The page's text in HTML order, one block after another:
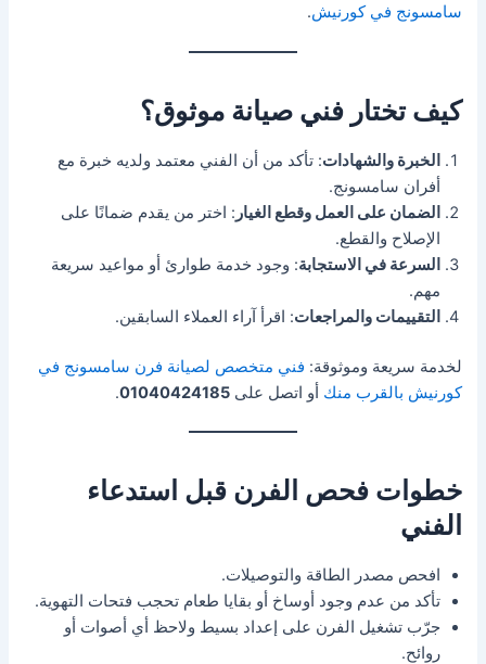
سامسونج في كورنيش.
كيف تختار فني صيانة موثوق؟
الخبرة والشهادات: تأكد من أن الفني معتمد ولديه خبرة مع
أفران سامسونج.
الضمان على العمل وقطع الغيار : اختر من يقدم ضمانًا على
الإصلاح والقطع.
السرعة في الاستجابة: وجود خدمة طوارئ أو مواعيد سريعة
مهم.
التقييمات والمراجعات: اقرأ آراء العملاء السابقين.
لخدمة سريعة وموثوقة: فني متخصص لصيانة فرن سامسونج في
كورنيش بالقرب منك أو اتصل على01040424185
.
خطوات فحص الفرن قبل استدعاء
الفني
افحص مصدر الطاقة والتوصيلات.
تأكد من عدم وجود أوساخ أو بقايا طعام تحجب فتحات التهوية.
جرّب تشغيل الفرن على إعداد بسيط ولاحظ أي أصوات أو
روائح.